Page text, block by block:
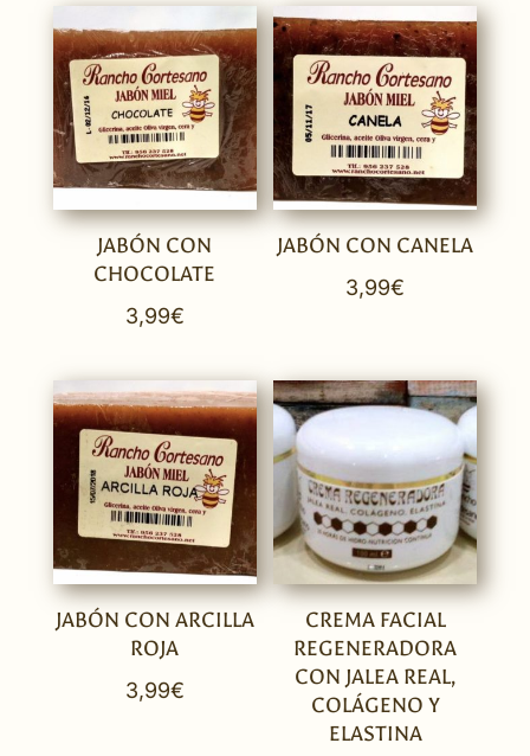
JABÓN CON
CHOCOLATE
3,99€
JABÓN CON CANELA
3,99€
JABÓN CON ARCILLA
ROJA
3,99€
CREMA FACIAL
REGENERADORA
CON JALEA REAL,
COLÁGENO Y
ELASTINA